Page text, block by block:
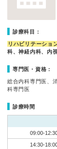
診療科目：
リハビリテーショ
科、神経内科、内
専門医・資格：
総合内科専門医、
科専門医
診療時間
09:00-
14:30-